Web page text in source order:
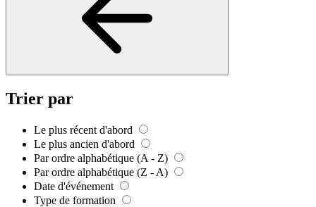
Trier par
Le plus récent d'abord
Le plus ancien d'abord
Par ordre alphabétique (A - Z)
Par ordre alphabétique (Z - A)
Date d'événement
Type de formation